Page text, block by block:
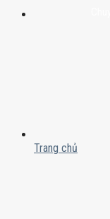
Trang chủ